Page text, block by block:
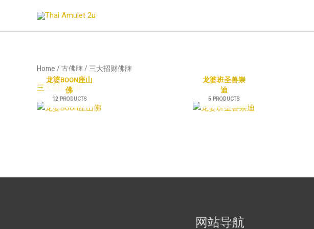
content
Home / 古佛牌 / 三大招财佛牌
三大招财佛牌
龙婆BOON座山
佛
12 PRODUCTS
龙婆班圣兽崇
迪
5 PRODUCTS
网站导航